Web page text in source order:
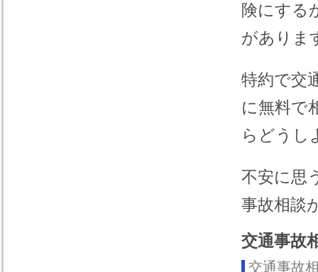
険にする
がありま
特約で交
に無料で
らどうし
不安に思
事故相談
交通事故
交通事故